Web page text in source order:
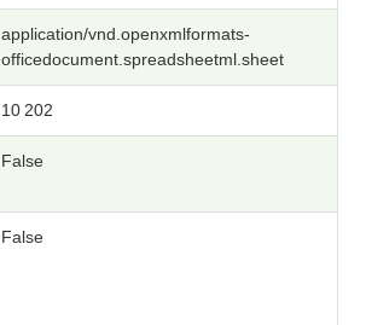
application/vnd.openxmlformats-
officedocument.spreadsheetml.sheet
10 202
False
False